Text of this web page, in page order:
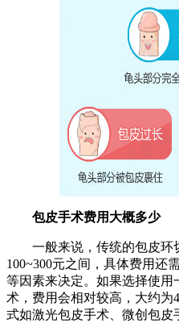
包皮手术费用大概多少
一般来说，传统的包皮环
100~300元之间，具体费用还
等因素来决定。如果选择使
术，费用会相对较高，大约为
式如激光包皮手术、微创包皮